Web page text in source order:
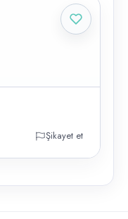
Şikayet et